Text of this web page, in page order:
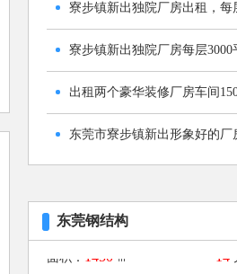
东莞市寮步镇新出形象好的厂
东莞钢结构
面积：1450㎡